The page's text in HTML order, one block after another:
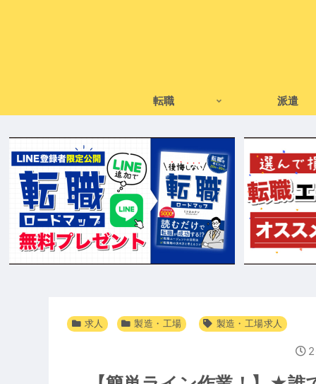
転職 派遣
求人 製造・工場 製造・工場求人